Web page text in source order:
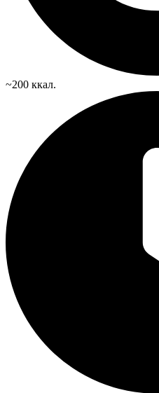
~200 ккал.